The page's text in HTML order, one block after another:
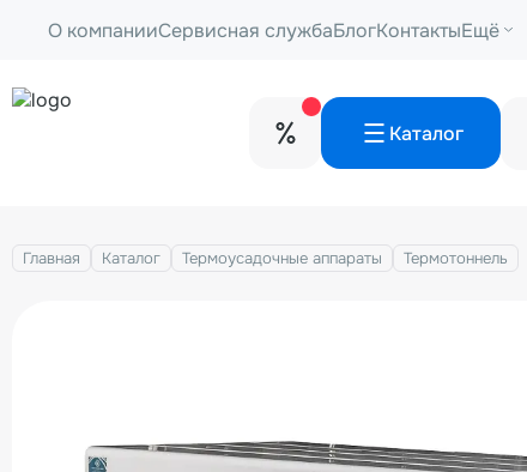
О компанииСервисная службаБлогКонтактыЕщё
Каталог
Главная Каталог Термоусадочные аппараты Термотоннель